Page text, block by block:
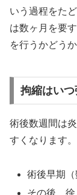
いう過程をた
は数ヶ月を要
を行うかどう
拘縮はい
術後数週間は
すくなります。
術後早期
その後、